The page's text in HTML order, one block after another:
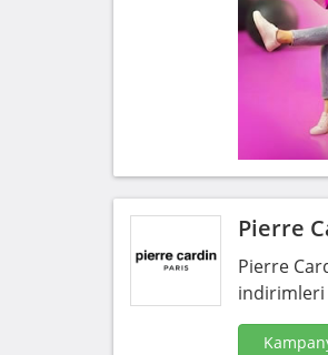
Pierre
Pierre
indirimleri